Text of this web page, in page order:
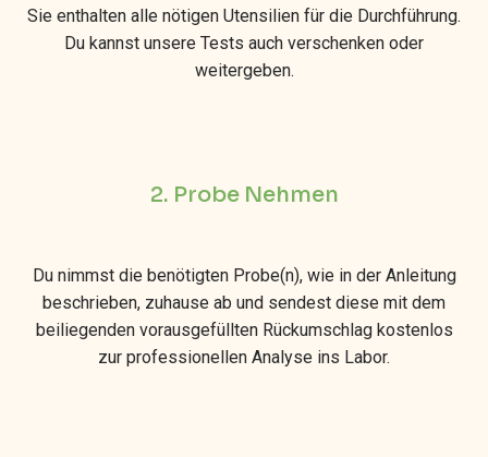
Sie enthalten alle nötigen Utensilien für die Durchführung.
Du kannst unsere Tests auch verschenken oder
weitergeben.
2. Probe Nehmen
Du nimmst die benötigten Probe(n), wie in der Anleitung
beschrieben, zuhause ab und sendest diese mit dem
beiliegenden vorausgefüllten Rückumschlag kostenlos
zur professionellen Analyse ins Labor.